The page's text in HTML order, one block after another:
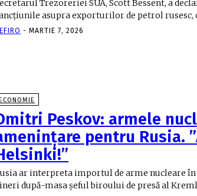
Trezoreriei SUA, Scott Bessent, a
asupra exporturilor de petrol rusesc,
- MARTIE 7, 2026
Peskov: armele
pentru Rusia.
ar interpreta importul de arme nucleare în
după-masa șeful biroului de presă al